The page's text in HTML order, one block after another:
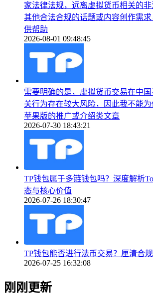
家法律法规，远离虚拟货币相关的
其他合法合规的话题或内容创作需
供帮助
2026-08-01 09:48:45
需要明确的是，虚拟货币交易在中
关行为存在较大风险，因此我不能
苹果版的推广或介绍类文章
2026-07-30 18:43:21
TP钱包属于多链钱包吗？深度解析
态与核心价值
2026-07-26 18:30:47
TP钱包能否进行法币交易？厘清合
2026-07-25 16:32:08
刚刚更新